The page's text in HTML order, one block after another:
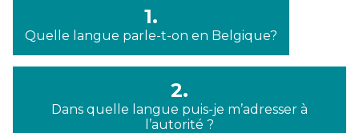
1.
Quelle langue parle-t-on en Belgique?
2.
Dans quelle langue puis-je m’adresser à
l’autorité ?